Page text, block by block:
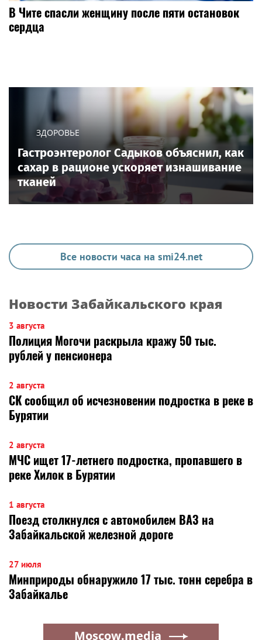
В Чите спасли женщину после пяти остановок
сердца
ЗДОРОВЬЕ
Гастроэнтеролог Садыков объяснил, как
сахар в рационе ускоряет изнашивание
тканей
Все новости часа на smi24.net
Новости Забайкальского края
3 августа
Полиция Могочи раскрыла кражу 50 тыс.
рублей у пенсионера
2 августа
СК сообщил об исчезновении подростка в реке в
Бурятии
2 августа
МЧС ищет 17-летнего подростка, пропавшего в
реке Хилок в Бурятии
1 августа
Поезд столкнулся с автомобилем ВАЗ на
Забайкальской железной дороге
27 июля
Минприроды обнаружило 17 тыс. тонн серебра в
Забайкалье
Moscow.media